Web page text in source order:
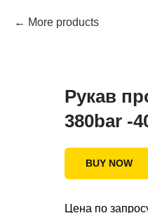
More products
Рукав
380bar -
BUY NOW
Цена по